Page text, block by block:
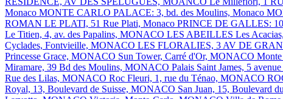
Monaco MONTE CARLO PALACE: 3, bd. des Moulins, Monaco
ROMAN LE PLATI, 51 Rue Plati, Monaco PRINCE DE GALLES:
Le Titien, 4, av. des Papalins, MONACO LES ABEILLES Les
Cyclades, Fontvieille, MONACO LES FLORALIES, 3 AV DE
Princesse Grace, MONACO Sun Tower, Carré d'Or, MONACO
Miramare, 39 Bd des Moulins, MONACO Palais Saint James, 5
Rue des Lilas, MONACO Roc Fleuri, 1, rue du Ténao, MONACO
Royal, 13, Boulevard de Suisse, MONACO San Juan, 15, Boulevard